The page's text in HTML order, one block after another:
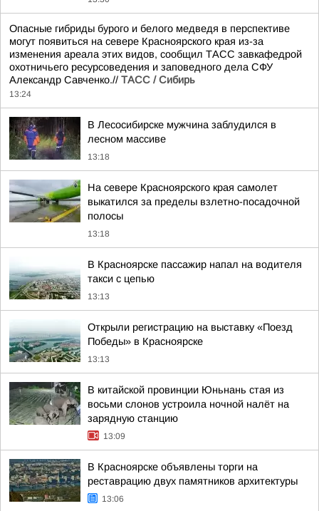
Опасные гибриды бурого и белого медведя в перспективе
могут появиться на севере Красноярского края из-за
изменения ареала этих видов, сообщил ТАСС завкафедрой
охотничьего ресурсоведения и заповедного дела СФУ
Александр Савченко.// ТАСС / Сибирь
13:24
В Лесосибирске мужчина заблудился в
лесном массиве
13:18
На севере Красноярского края самолет
выкатился за пределы взлетно-посадочной
полосы
13:18
В Красноярске пассажир напал на водителя
такси с цепью
13:13
Открыли регистрацию на выставку «Поезд
Победы» в Красноярске
13:13
В китайской провинции Юньнань стая из
восьми слонов устроила ночной налёт на
зарядную станцию
13:09
В Красноярске объявлены торги на
реставрацию двух памятников архитектуры
13:06